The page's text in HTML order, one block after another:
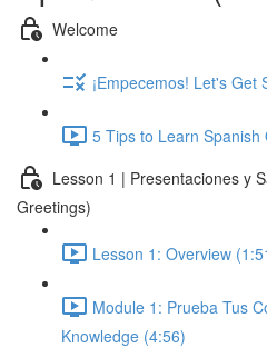
Welcome
¡Empecemos! Let's Get
5 Tips to Learn Spanish
Lesson 1 | Presentaciones y
Greetings)
Lesson 1: Overview
Module 1: Prueba Tus
Knowledge (4:56)